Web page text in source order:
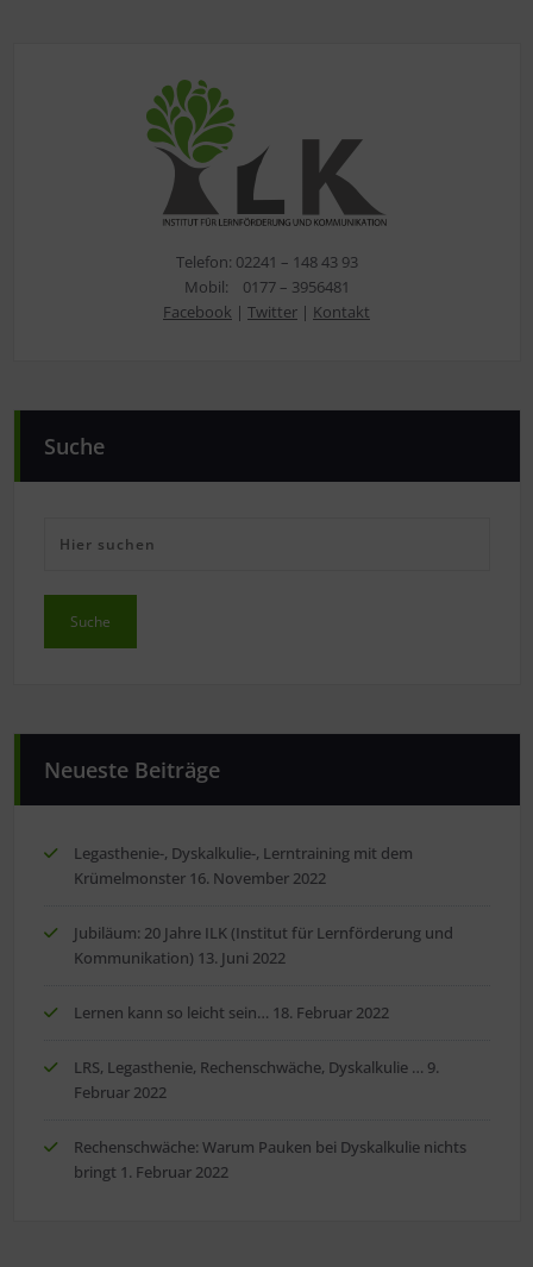
Telefon: 02241 – 148 43 93
Mobil: 0177 – 3956481
Facebook | Twitter | Kontakt
Suche
Neueste Beiträge
Legasthenie-, Dyskalkulie-, Lerntraining mit dem
Krümelmonster 16. November 2022
Jubiläum: 20 Jahre ILK (Institut für Lernförderung und
Kommunikation) 13. Juni 2022
Lernen kann so leicht sein… 18. Februar 2022
LRS, Legasthenie, Rechenschwäche, Dyskalkulie … 9.
Februar 2022
Rechenschwäche: Warum Pauken bei Dyskalkulie nichts
bringt 1. Februar 2022